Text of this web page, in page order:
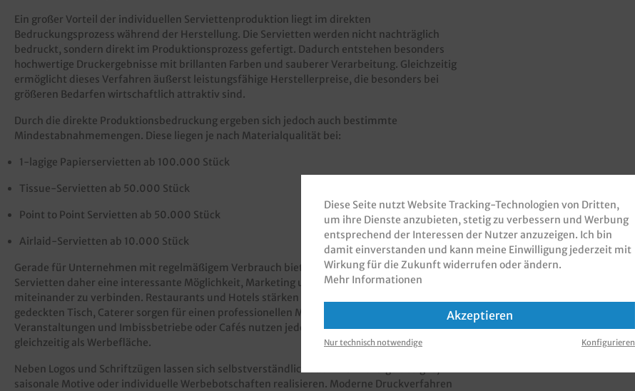
Ein großer Vorteil der individuellen Serviettenproduktion liegt im direkten
Bedruckungsprozess während der Herstellung. Die Servietten werden nicht nachträglich
bedruckt, sondern direkt im Produktionsprozess gefertigt. Dadurch entstehen besonders
hochwertige Druckergebnisse mit brillanten Farben und sauberer Verarbeitung. Gleichzeitig
ermöglicht dieses Verfahren äußerst leistungsfähige Herstellerpreise, die besonders bei
größeren Bedarfen wirtschaftlich attraktiv sind.
Durch die direkte Produktionsbedruckung ergeben sich jedoch auch bestimmte
Mindestabnahmemengen. Diese liegen je nach Materialqualität bei:
1-lagige Papierservietten ab 100.000 Stück
Tissue-Servietten ab 50.000 Stück
Point to Point Servietten ab 50.000 Stück
Airlaid-Servietten ab 10.000 Stück
Gerade für Unternehmen mit regelmäßigem Verbrauch bieten individuell bedruckte
Servietten daher eine interessante Möglichkeit, Marketing und Verbrauchsmaterial sinnvoll
miteinander zu verbinden. Restaurants und Hotels stärken ihre Corporate Identity direkt am
gedeckten Tisch, Caterer sorgen für einen professionellen Markenauftritt auf
Veranstaltungen und Imbissbetriebe oder Cafés nutzen jede ausgegebene Serviette
gleichzeitig als Werbefläche.
Neben Logos und Schriftzügen lassen sich selbstverständlich auch mehrfarbige Designs,
saisonale Motive oder individuelle Werbebotschaften realisieren. Moderne Druckverfahren
Diese Seite nutzt Website Tracking-Technologien von Dritten,
um ihre Dienste anzubieten, stetig zu verbessern und Werbung
entsprechend der Interessen der Nutzer anzuzeigen. Ich bin
damit einverstanden und kann meine Einwilligung jederzeit mit
Wirkung für die Zukunft widerrufen oder ändern.
Mehr Informationen
Akzeptieren
Nur technisch notwendige Konfigurieren